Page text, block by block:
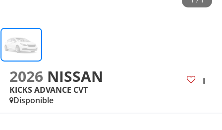
2026 NISSAN
KICKS ADVANCE CVT
Disponible